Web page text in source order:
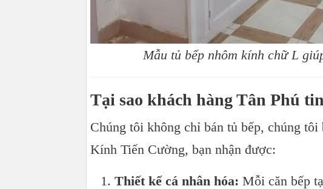
Mẫu tủ bếp nhôm kính chữ L
Tại sao khách hàng Tân Phú
Chúng tôi không chỉ bán tủ bếp, chúng
Kính Tiến Cường, bạn nhận được:
Thiết kế cá nhân hóa: Mỗi căn bếp